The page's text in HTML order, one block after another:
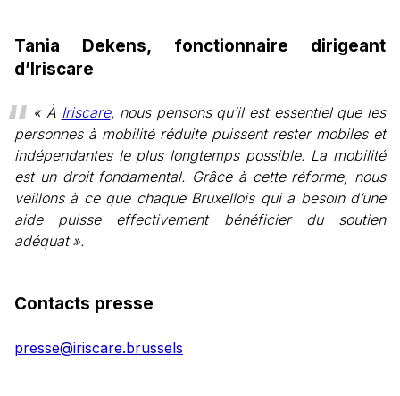
Tania Dekens, fonctionnaire dirigeant
d’Iriscare
« À Iriscare, nous pensons qu’il est essentiel que les
personnes à mobilité réduite puissent rester mobiles et
indépendantes le plus longtemps possible. La mobilité
est un droit fondamental. Grâce à cette réforme, nous
veillons à ce que chaque Bruxellois qui a besoin d’une
aide puisse effectivement bénéficier du soutien
adéquat ».
Contacts presse
presse@iriscare.brussels